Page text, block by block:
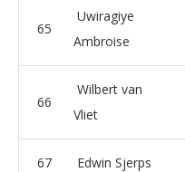
65
Uwiragiye
Ambroise
66
Wilbert van
Vliet
67 Edwin Sjerps